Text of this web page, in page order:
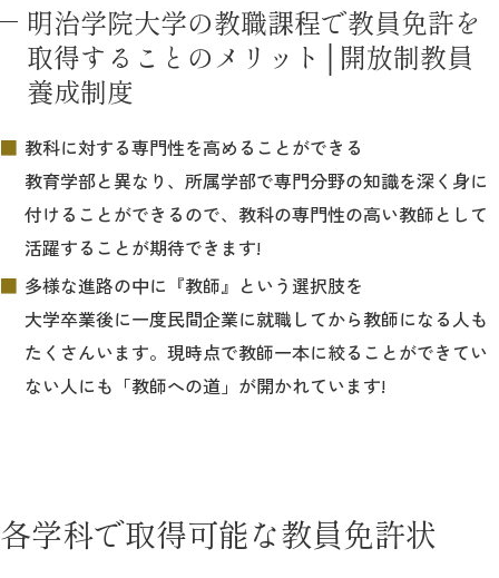
明治学院大学の教職課程で教員免許を
取得することのメリット│開放制教員
養成制度
教科に対する専門性を高めることができる
教育学部と異なり、所属学部で専門分野の知識を深く身に
付けることができるので、教科の専門性の高い教師として
活躍することが期待できます!
多様な進路の中に『教師』という選択肢を
大学卒業後に一度民間企業に就職してから教師になる人も
たくさんいます。現時点で教師一本に絞ることができてい
ない人にも「教師への道」が開かれています!
各学科で取得可能な教員免許状